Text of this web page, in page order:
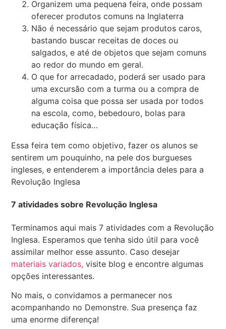
Organizem uma pequena feira, onde possam
oferecer produtos comuns na Inglaterra
Não é necessário que sejam produtos caros,
bastando buscar receitas de doces ou
salgados, e até de objetos que sejam comuns
ao redor do mundo em geral.
O que for arrecadado, poderá ser usado para
uma excursão com a turma ou a compra de
alguma coisa que possa ser usada por todos
na escola, como, bebedouro, bolas para
educação física…
Essa feira tem como objetivo, fazer os alunos se
sentirem um pouquinho, na pele dos burgueses
ingleses, e entenderem a importância deles para a
Revolução Inglesa
7 atividades sobre Revolução Inglesa
Terminamos aqui mais 7 atividades com a Revolução
Inglesa. Esperamos que tenha sido útil para você
assimilar melhor esse assunto. Caso desejar
materiais variados,visite blog e encontre algumas
opções interessantes.
No mais, o convidamos a permanecer nos
acompanhando no Demonstre. Sua presença faz
uma enorme diferença!